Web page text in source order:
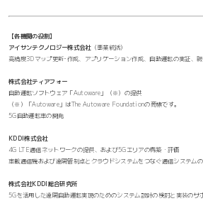
【各機関の役割】
アイサンテクノロジー株式会社（事業統括）
高精度3Dマップ更新･作成、アプリケーション作成、自動運転の実証、
株式会社ティアフォー
自動運転ソフトウェア「Autoware」（※）の提供
（※）「Autoware」はThe Autoware Foundationの商標です。
5G自動運転車の開発
KDDI株式会社
4G LTE通信ネットワークの提供、および5Gエリアの構築・評価
車載通信機および遠隔管制卓とクラウドシステムをつなぐ通信システム
株式会社KDDI総合研究所
5Gを活用した遠隔自動運転実現のためのシステム設計の検討と実装のサ